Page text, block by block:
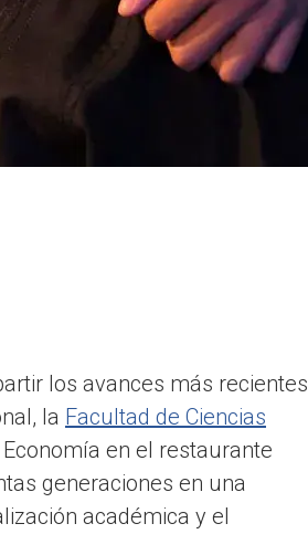
los avances más recientes
la Facultad de Ciencias
en el restaurante
generaciones en una
académica y el